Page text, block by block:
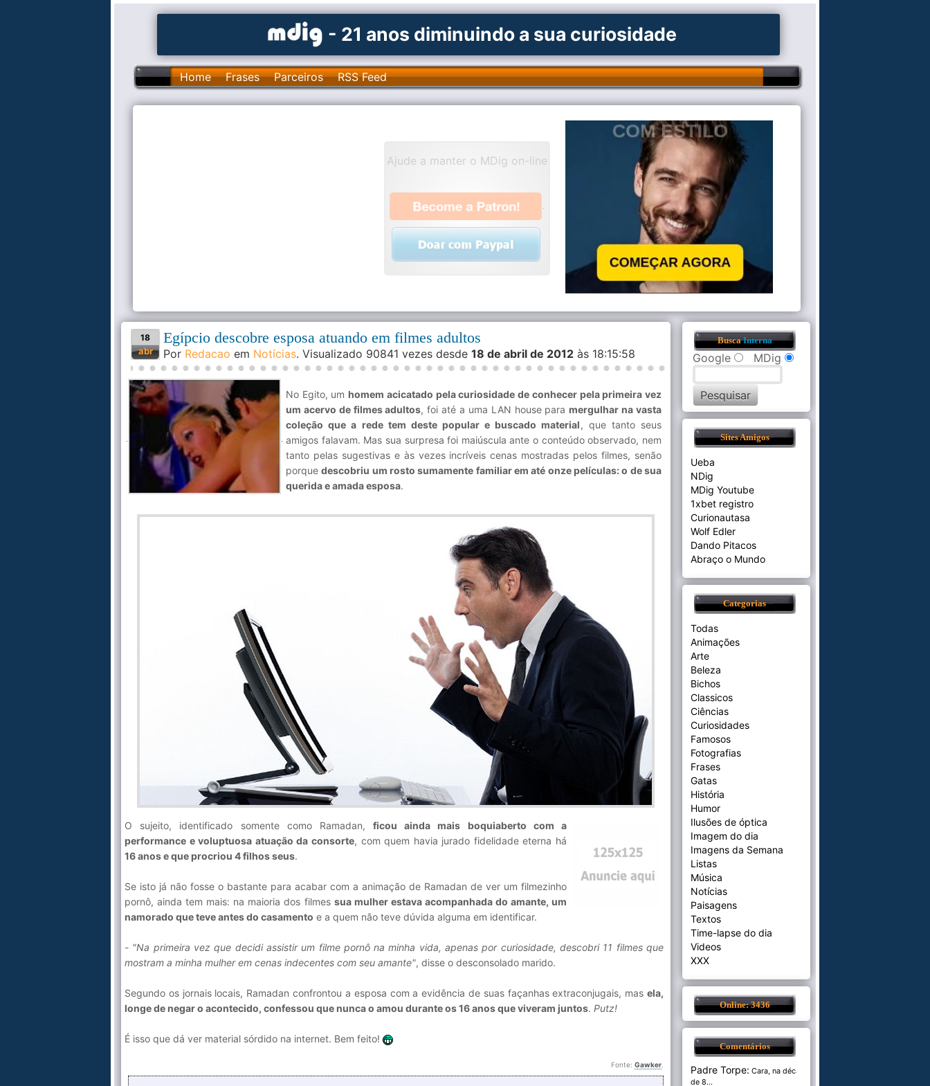
- 21 anos diminuindo a sua curiosidade
Home Frases Parceiros RSS Feed
Ajude a manter o MDig on-line
.
18
abr
Egípcio descobre esposa atuando em filmes adultos
Por Redacao em Notícias. Visualizado 90841 vezes desde 18 de abril de 2012 às 18:15:58
No Egito, umhomem acicatado pela curiosidade de conhecer pela primeira vez
um acervo de filmes adultos, foi até a uma LAN house paramergulhar na vasta
coleção que a rede tem deste popular e buscado material, que tanto seus
amigos falavam. Mas sua surpresa foi maiúscula ante o conteúdo observado, nem
tanto pelas sugestivas e às vezes incríveis cenas mostradas pelos filmes, senão
porquedescobriu um rosto sumamente familiar em até onze películas: o de sua
querida e amada esposa.
O sujeito, identificado somente como Ramadan,ficou ainda mais boquiaberto com a
performance e voluptuosa atuação da consorte, com quem havia jurado fidelidade eterna há
16 anos e que procriou 4 filhos seus.
Se isto já não fosse o bastante para acabar com a animação de Ramadan de ver um filmezinho
pornô, ainda tem mais: na maioria dos filmes sua mulher estava acompanhada do amante, um
namorado que teve antes do casamento e a quem não teve dúvida alguma em identificar.
- "Na primeira vez que decidi assistir um filme pornô na minha vida, apenas por curiosidade, descobri 11 filmes que
mostram a minha mulher em cenas indecentes com seu amante", disse o desconsolado marido.
Segundo os jornais locais, Ramadan confrontou a esposa com a evidência de suas façanhas extraconjugais, mas ela,
longe de negar o acontecido, confessou que nunca o amou durante os 16 anos que viveram juntos. Putz!
É isso que dá ver material sórdido na internet. Bem feito!
Fonte: Gawker
BuscaInterna
Google MDig
Sites Amigos
Ueba
NDig
MDig Youtube
1xbet registro
Curionautasa
Wolf Edler
Dando Pitacos
Abraço o Mundo
Categorias
Todas
Animações
Arte
Beleza
Bichos
Classicos
Ciências
Curiosidades
Famosos
Fotografias
Frases
Gatas
História
Humor
Ilusões de óptica
Imagem do dia
Imagens da Semana
Listas
Música
Notícias
Paisagens
Textos
Time-lapse do dia
Videos
XXX
Online: 3436
Comentários
Padre Torpe: Cara, na década
de 8...